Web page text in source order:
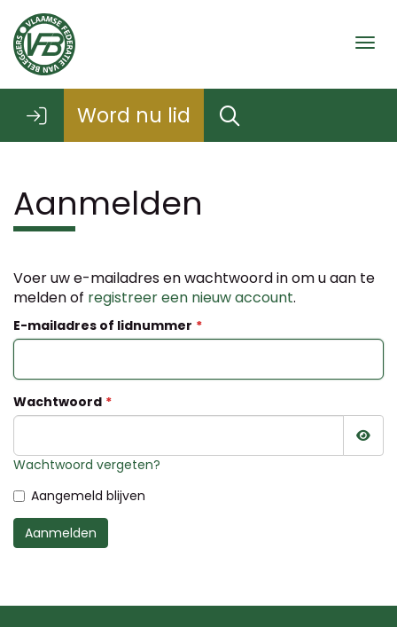
Word nu lid
Aanmelden
Voer uw e-mailadres en wachtwoord in om u aan te
melden of registreer een nieuw account.
E-mailadres of lidnummer
Wachtwoord
Wachtwoord vergeten?
Aangemeld blijven
Aanmelden